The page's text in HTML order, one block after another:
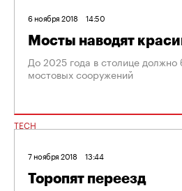
6 ноября 2018 14:50
Мосты наводят
До 2025 года в столице должно
мостовых сооружений
TECH
7 ноября 2018 13:44
Торопят переезд